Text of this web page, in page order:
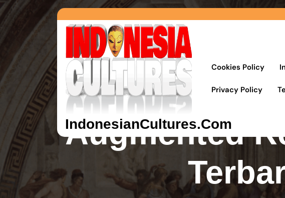
IndonesianCultures.Com
Cookies Policy
Privacy Policy
Augmented